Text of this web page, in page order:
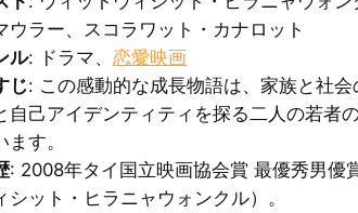
ウラー、スコラワット・カナロット
ル: ドラマ、 恋愛映画
じ: この感動的な成長物語は、家族と社会
自己アイデンティティを探る二人の若者
ます。
: 2008年タイ国立映画協会賞 最優秀男優
シット・ヒラニャウォンクル）。